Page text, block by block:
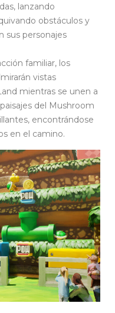
lanzando
obstáculos y
sus personajes
familiar, los
vistas
mientras se unen a
del Mushroom
encontrándose
en el camino.